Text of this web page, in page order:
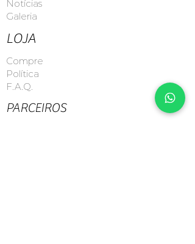
Notícias
Galeria
LOJA
Compre
Política
F.A.Q.
PARCEIROS